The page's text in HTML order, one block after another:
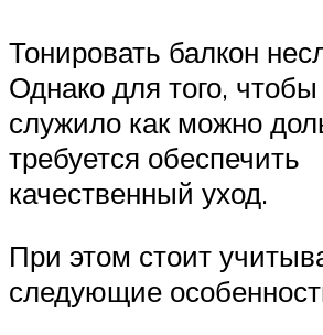
Тонировать балкон
Однако для того,
служило как можно
требуется обеспечить
качественный уход.
При этом стоит
следующие